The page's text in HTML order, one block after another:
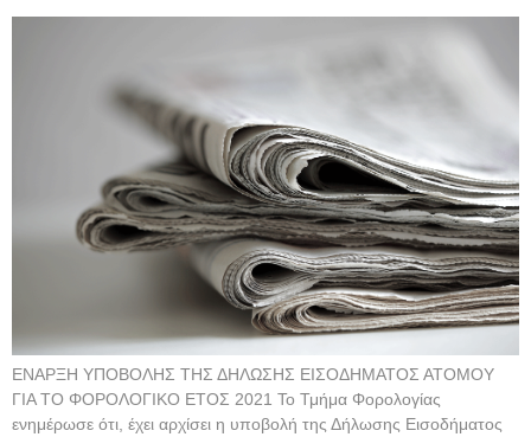
ΕΝΑΡΞΗ ΥΠΟΒΟΛΗΣ ΤΗΣ ΔΗΛΩΣΗΣ ΕΙΣΟΔΗΜΑΤΟΣ ΑΤΟΜΟΥ
ΓΙΑ ΤΟ ΦΟΡΟΛΟΓΙΚΟ ΕΤΟΣ 2021 Το Τμήμα Φορολογίας
ενημέρωσε ότι, έχει αρχίσει η υποβολή της Δήλωσης Εισοδήματος